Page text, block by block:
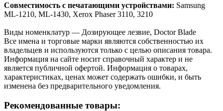
Совместимость с печатающими устройствами: Samsung
ML-1210, ML-1430, Xerox Phaser 3110, 3210
Виды номенклатур — Дозирующее лезвие, Doctor Blade
Все имена и торговые марки являются собственностью их
владельцев и используются только с целью описания товара.
Информация на сайте носит справочный характер и не
является публичной офертой. Информация о товарах,
характеристиках, ценах может содержать ошибки, и быть
изменена без предварительного уведомления.
Рекомендованные товары: